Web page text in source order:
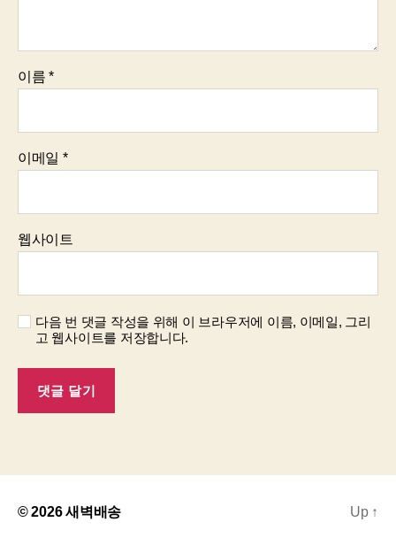
이름*
이메일 *
웹사이트
다음 번 댓글 작성을 위해 이 브라우저에 이름, 이메일, 그리
고 웹사이트를 저장합니다.
© 2026새벽배송 Up ↑